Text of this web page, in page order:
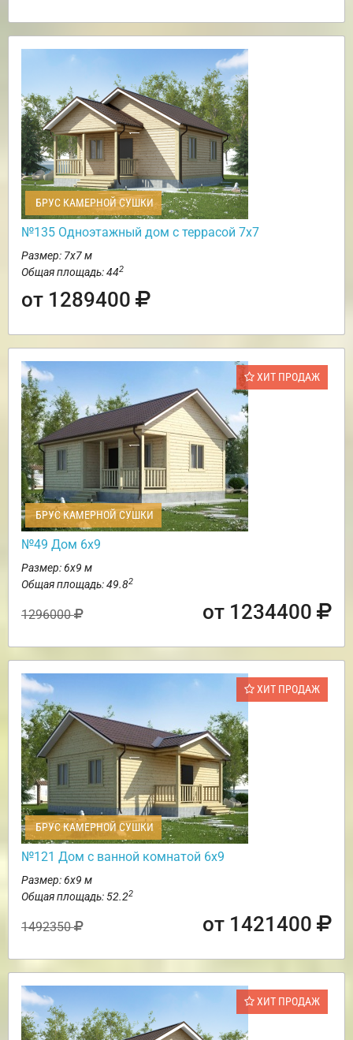
БРУС КАМЕРНОЙ СУШКИ
№135 Одноэтажный дом с террасой 7х7
Размер: 7х7 м
Общая площадь: 442
от 1289400
ХИТ ПРОДАЖ
БРУС КАМЕРНОЙ СУШКИ
№49 Дом 6х9
Размер: 6х9 м
Общая площадь: 49.82
1296000 от 1234400
ХИТ ПРОДАЖ
БРУС КАМЕРНОЙ СУШКИ
№121 Дом с ванной комнатой 6х9
Размер: 6х9 м
Общая площадь: 52.22
1492350 от 1421400
ХИТ ПРОДАЖ